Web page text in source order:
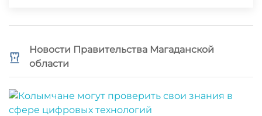
Новости Правительства Магаданской
области